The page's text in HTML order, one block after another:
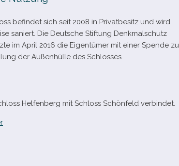
befin­det sich seit 2008 in Privatbesitz und wird
saniert. Die Deutsche Stiftung Denkmalschutz
im April 2016 die Eigentümer mit einer Spende
der Außenhülle des Schlosses.
Helfenberg mit Schloss Schönfeld verbindet.